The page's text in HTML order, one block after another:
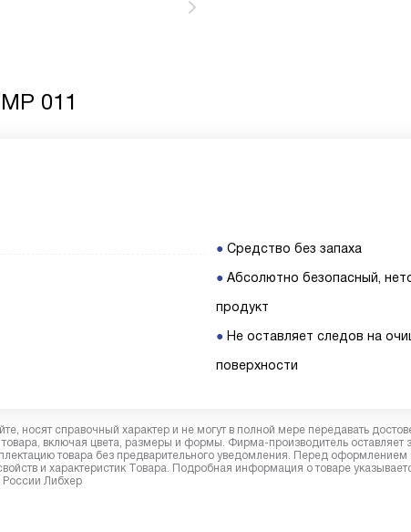
011
Средство без запаха
Абсолютно безопасный,
продукт
Не оставляет следов на
поверхности
носят справочный характер и не могут в полной мере передавать
включая цвета, размеры и формы. Фирма-производитель оставляет
товара без предварительного уведомления. Перед оформлением
и характеристик Товара. Подробная информация о товаре
России Либхер